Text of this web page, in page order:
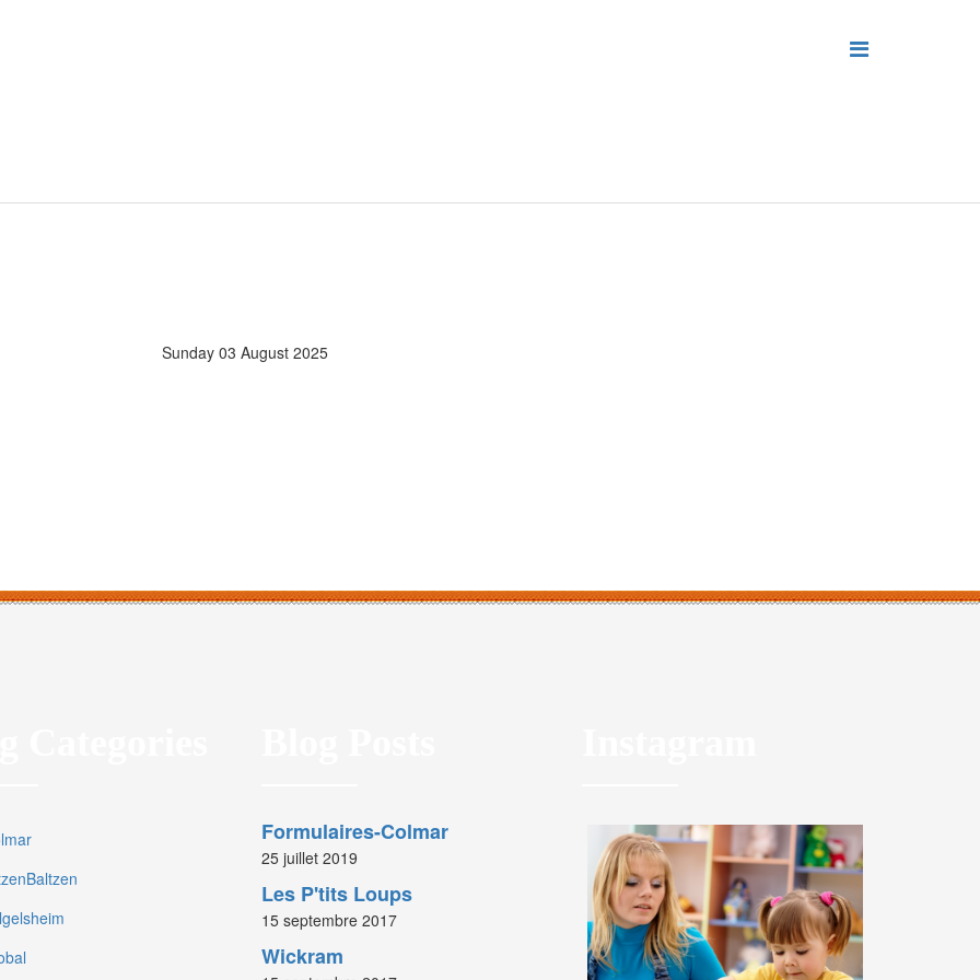
Sunday 03 August 2025
Formulaires-Colmar
25 juillet 2019
Les P'tits Loups
15 septembre 2017
Wickram